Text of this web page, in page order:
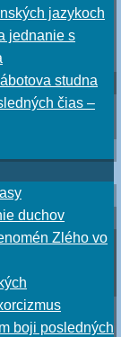
jazykoch
jednanie s
studna
čias –
duchov
Zlého vo
boji posledných